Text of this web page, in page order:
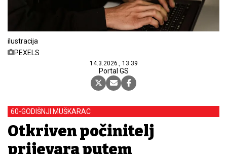
ilustracija
PEXELS
14.3.2026., 13:39
Portal GS
60-GODIŠNJI MUŠKARAC
Otkriven počinitelj
prijevara putem